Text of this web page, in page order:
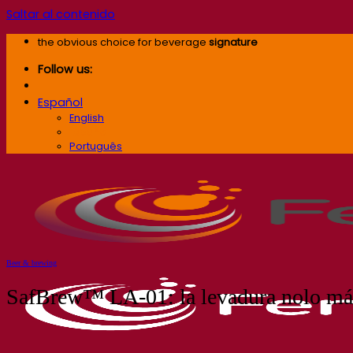
Saltar al contenido
the obvious choice for beverage signature
Follow us:
Español
English
Português
Beer & brewing
SafBrew™ LA-01: la levadura nolo